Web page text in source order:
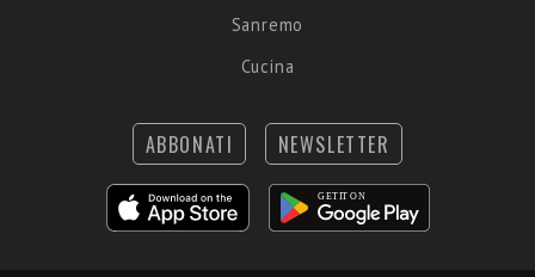
Sanremo
Cucina
ABBONATI NEWSLETTER